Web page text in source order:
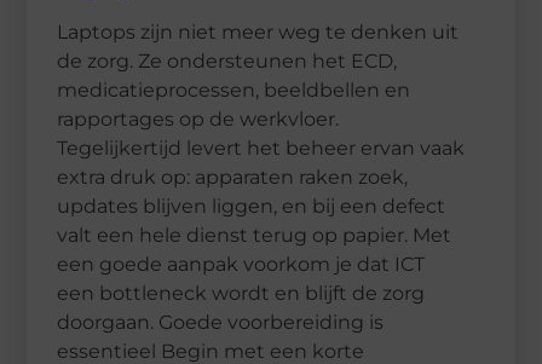
Laptops zijn niet meer weg te denken uit
de zorg. Ze ondersteunen het ECD,
medicatieprocessen, beeldbellen en
rapportages op de werkvloer.
Tegelijkertijd levert het beheer ervan vaak
extra druk op: apparaten raken zoek,
updates blijven liggen, en bij een defect
valt een hele dienst terug op papier. Met
een goede aanpak voorkom je dat ICT
een bottleneck wordt en blijft de zorg
doorgaan. Goede voorbereiding is
essentieel Begin met een korte